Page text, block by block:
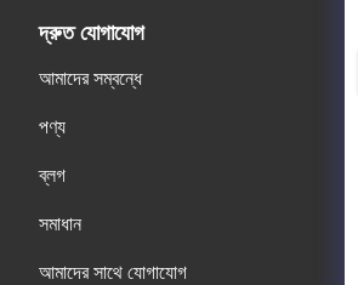
দ্রুত যোগাযোগ
আমাদের সম্বন্ধে
পণ্য
ব্লগ
সমাধান
আমাদের সাথে যোগাযোগ